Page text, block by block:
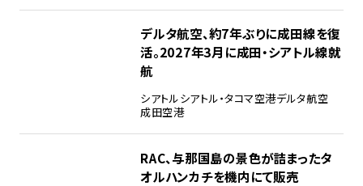
デルタ航空、約7年ぶりに成田線を復
活。2027年3月に成田・シアトル線就
航
シアトルシアトル・タコマ空港デルタ航空
成田空港
RAC、与那国島の景色が詰まったタ
オルハンカチを機内にて販売